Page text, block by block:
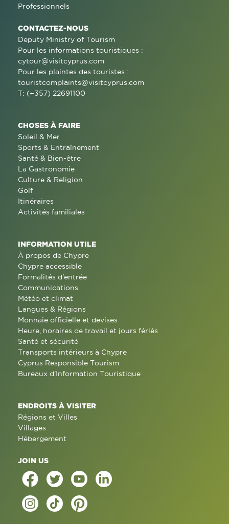
Professionnels
CONTACTEZ-NOUS
Deputy Ministry of Tourism
Pour les informations touristiques :
cytour@visitcyprus.com
Pour les plaintes des touristes :
touristcomplaints@visitcyprus.com
T: (+357) 22691100
CHOSES À FAIRE
Soleil & Mer
Sports & Entraînement
Santé & Bien-être
La Gastronomie
Culture & Religion
Golf
Itinéraires
Activités familiales
INFORMATION UTILE
À propos de Chypre
Chypre accessible
Formalités d'entrée
Communications
Météo et climat
Langues & Régions
Monnaie officielle et devises
Heure, horaires de travail et jours fériés
Santé et sécurité
Transports intérieurs à Chypre
Cyprus Responsible Tourism
Bureaux d'Information Touristique
ENDROITS À VISITER
Régions et Villes
Villages
Hébergement
JOIN US